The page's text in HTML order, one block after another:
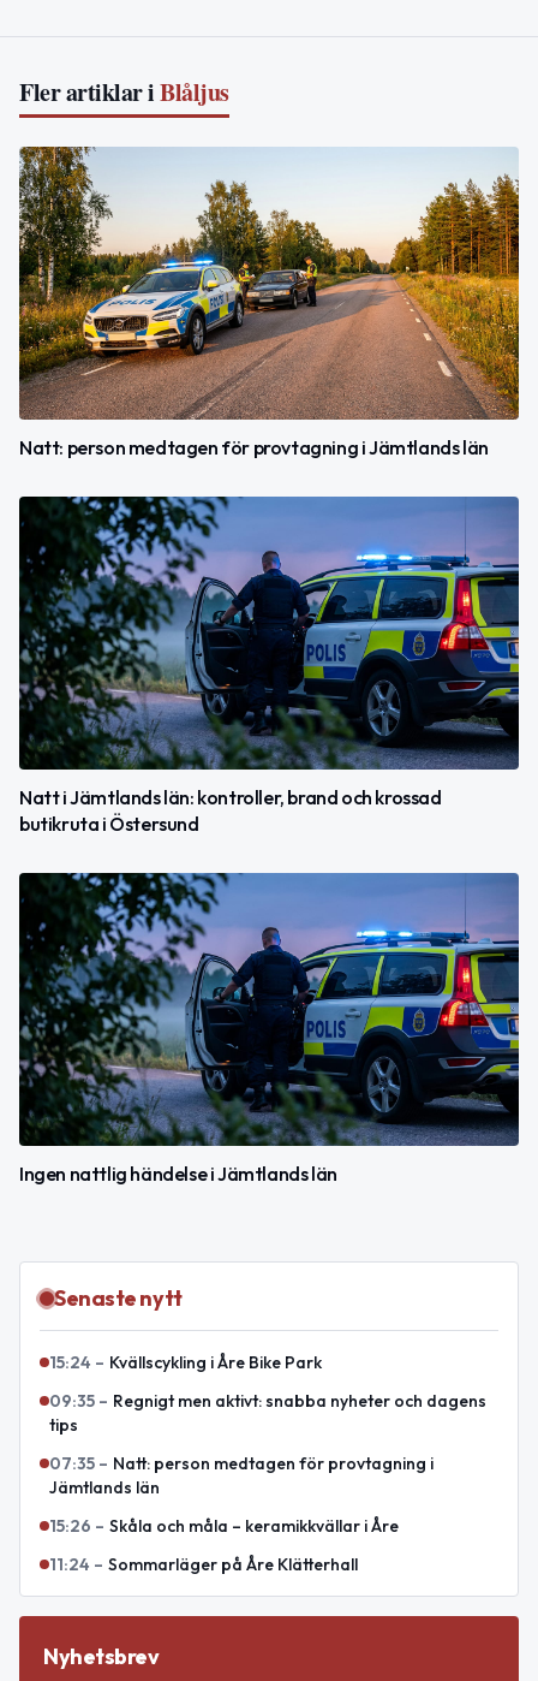
Fler artiklar iBlåljus
Natt: person medtagen för provtagning i Jämtlands län
Natt i Jämtlands län: kontroller, brand och krossad
butikruta i Östersund
Ingen nattlig händelse i Jämtlands län
Senaste nytt
15:24 – Kvällscykling i Åre Bike Park
09:35 – Regnigt men aktivt: snabba nyheter och dagens
tips
07:35 – Natt: person medtagen för provtagning i
Jämtlands län
15:26 – Skåla och måla – keramikkvällar i Åre
11:24 – Sommarläger på Åre Klätterhall
Nyhetsbrev